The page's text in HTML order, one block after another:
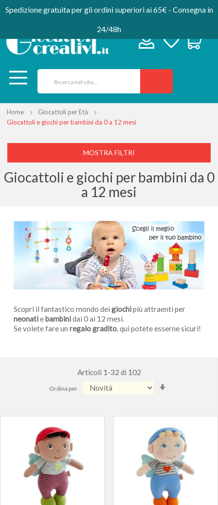
Spedizione gratuita per gli ordini superiori ai 65€ - Consegna in
24/48h
Home
Giocattoli per Età
Giocattoli e giochi per bambini da 0 a 12 mesi
Giocattoli e giochi per bambini da 0
a 12 mesi
Scopri il fantastico mondo dei giochipiù attraenti per
neonatie bambinidai 0 ai 12 mesi.
Se volete fare un regalo gradito, qui potete esserne sicuri!
Articoli 1 -32 di 102
Ordina per
MOSTRA FILTRI